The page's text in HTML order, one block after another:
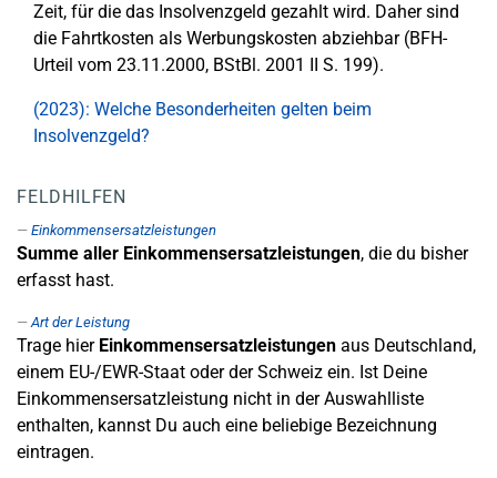
Zeit, für die das Insolvenzgeld gezahlt wird. Daher sind
die Fahrtkosten als Werbungskosten abziehbar (BFH-
Urteil vom 23.11.2000, BStBl. 2001 II S. 199).
(2023): Welche Besonderheiten gelten beim
Insolvenzgeld?
FELDHILFEN
Einkommensersatzleistungen
Summe aller Einkommensersatzleistungen, die du bisher
erfasst hast.
Art der Leistung
Trage hier Einkommensersatzleistungen aus Deutschland,
einem EU-/EWR-Staat oder der Schweiz ein. Ist Deine
Einkommensersatzleistung nicht in der Auswahlliste
enthalten, kannst Du auch eine beliebige Bezeichnung
eintragen.